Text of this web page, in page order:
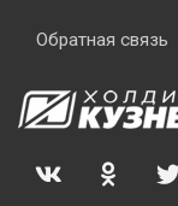
Обратная связь